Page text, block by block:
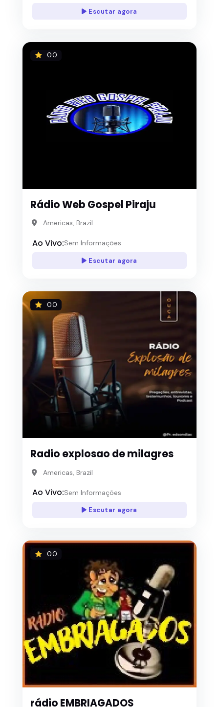
Escutar agora
0.0
Rádio Web Gospel Piraju
Americas, Brazil
Ao Vivo:Sem Informações
Escutar agora
0.0
Radio explosao de milagres
Americas, Brazil
Ao Vivo:Sem Informações
Escutar agora
0.0
rádio EMBRIAGADOS